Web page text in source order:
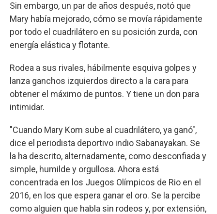
Sin embargo, un par de años después, notó que
Mary había mejorado, cómo se movía rápidamente
por todo el cuadrilátero en su posición zurda, con
energía elástica y flotante.
Rodea a sus rivales, hábilmente esquiva golpes y
lanza ganchos izquierdos directo a la cara para
obtener el máximo de puntos. Y tiene un don para
intimidar.
"Cuando Mary Kom sube al cuadrilátero, ya ganó",
dice el periodista deportivo indio Sabanayakan. Se
la ha descrito, alternadamente, como desconfiada y
simple, humilde y orgullosa. Ahora está
concentrada en los Juegos Olímpicos de Rio en el
2016, en los que espera ganar el oro. Se la percibe
como alguien que habla sin rodeos y, por extensión,